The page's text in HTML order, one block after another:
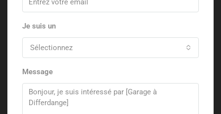
Je suis un
Sélectionnez
Message